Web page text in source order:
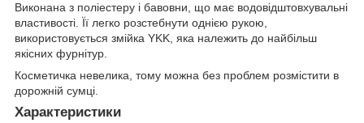
Виконана з поліестеру і бавовни, що має водовідштовхувальні
властивості. Її легко розстебнути однією рукою,
використовується змійка YKK, яка належить до найбільш
якісних фурнітур.
Косметичка невелика, тому можна без проблем розмістити в
дорожній сумці.
Характеристики